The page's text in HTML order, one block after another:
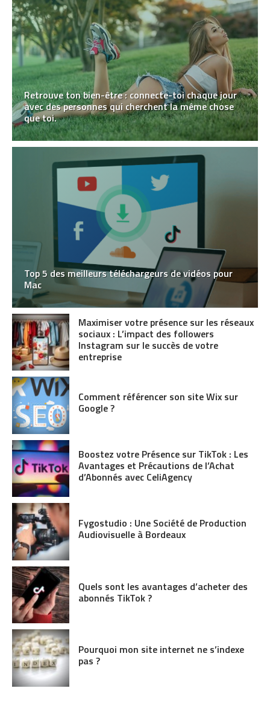
Retrouve ton bien-être : connecte-toi chaque jour
avec des personnes qui cherchent la même chose
que toi.
Top 5 des meilleurs téléchargeurs de vidéos pour
Mac
Maximiser votre présence sur les réseaux
sociaux : L’impact des followers
Instagram sur le succès de votre
entreprise
Comment référencer son site Wix sur
Google ?
Boostez votre Présence sur TikTok : Les
Avantages et Précautions de l’Achat
d’Abonnés avec CeliAgency
Fygostudio : Une Société de Production
Audiovisuelle à Bordeaux
Quels sont les avantages d’acheter des
abonnés TikTok ?
Pourquoi mon site internet ne s’indexe
pas ?